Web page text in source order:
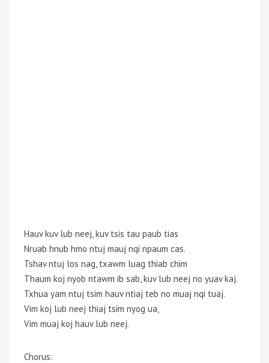
Hauv kuv lub neej, kuv tsis tau paub tias
Nruab hnub hmo ntuj mauj nqi npaum cas.
Tshav ntuj los nag, txawm luag thiab chim
Thaum koj nyob ntawm ib sab, kuv lub neej no yuav kaj.
Txhua yam ntuj tsim hauv ntiaj teb no muaj nqi tuaj.
Vim koj lub neej thiaj tsim nyog ua,
Vim muaj koj hauv lub neej.
Chorus: